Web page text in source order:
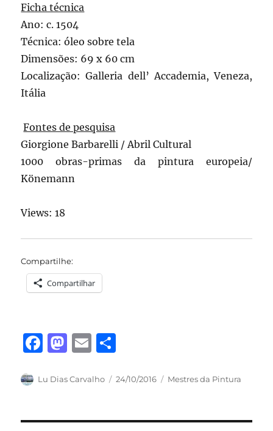
Ficha técnica
Ano: c. 1504
Técnica: óleo sobre tela
Dimensões: 69 x 60 cm
Localização: Galleria dell’ Accademia, Veneza,
Itália
Fontes de pesquisa
Giorgione Barbarelli / Abril Cultural
1000 obras-primas da pintura europeia/
Könemann
Views: 18
Compartilhe:
Compartilhar
F
c
b
M
st
d
E
ai a
Autor
Lu Dias Carvalho
Publicado
24/10/2016 Categorias
Mestres da Pintura